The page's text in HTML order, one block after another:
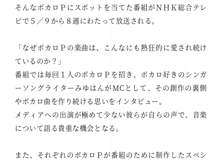
そんなボカロＰにスポットを当てた番組がＮＨＫ総合テレ
ビで５／９から８週にわたって放送される。
「なぜボカロＰの楽曲は、こんなにも熱狂的に愛され続け
ているのか？」
番組では毎回１人のボカロＰを招き、ボカロ好きのシンガ
ーソングライターみゆはんがMCとして、その創作の裏側
やボカロ曲を作り続ける思いをインタビュー。
メディアへの出演が極めて少ない彼らが自らの声で、音楽
について語る貴重な機会となる。
また、それぞれのボカロＰが番組のために制作したスペシ